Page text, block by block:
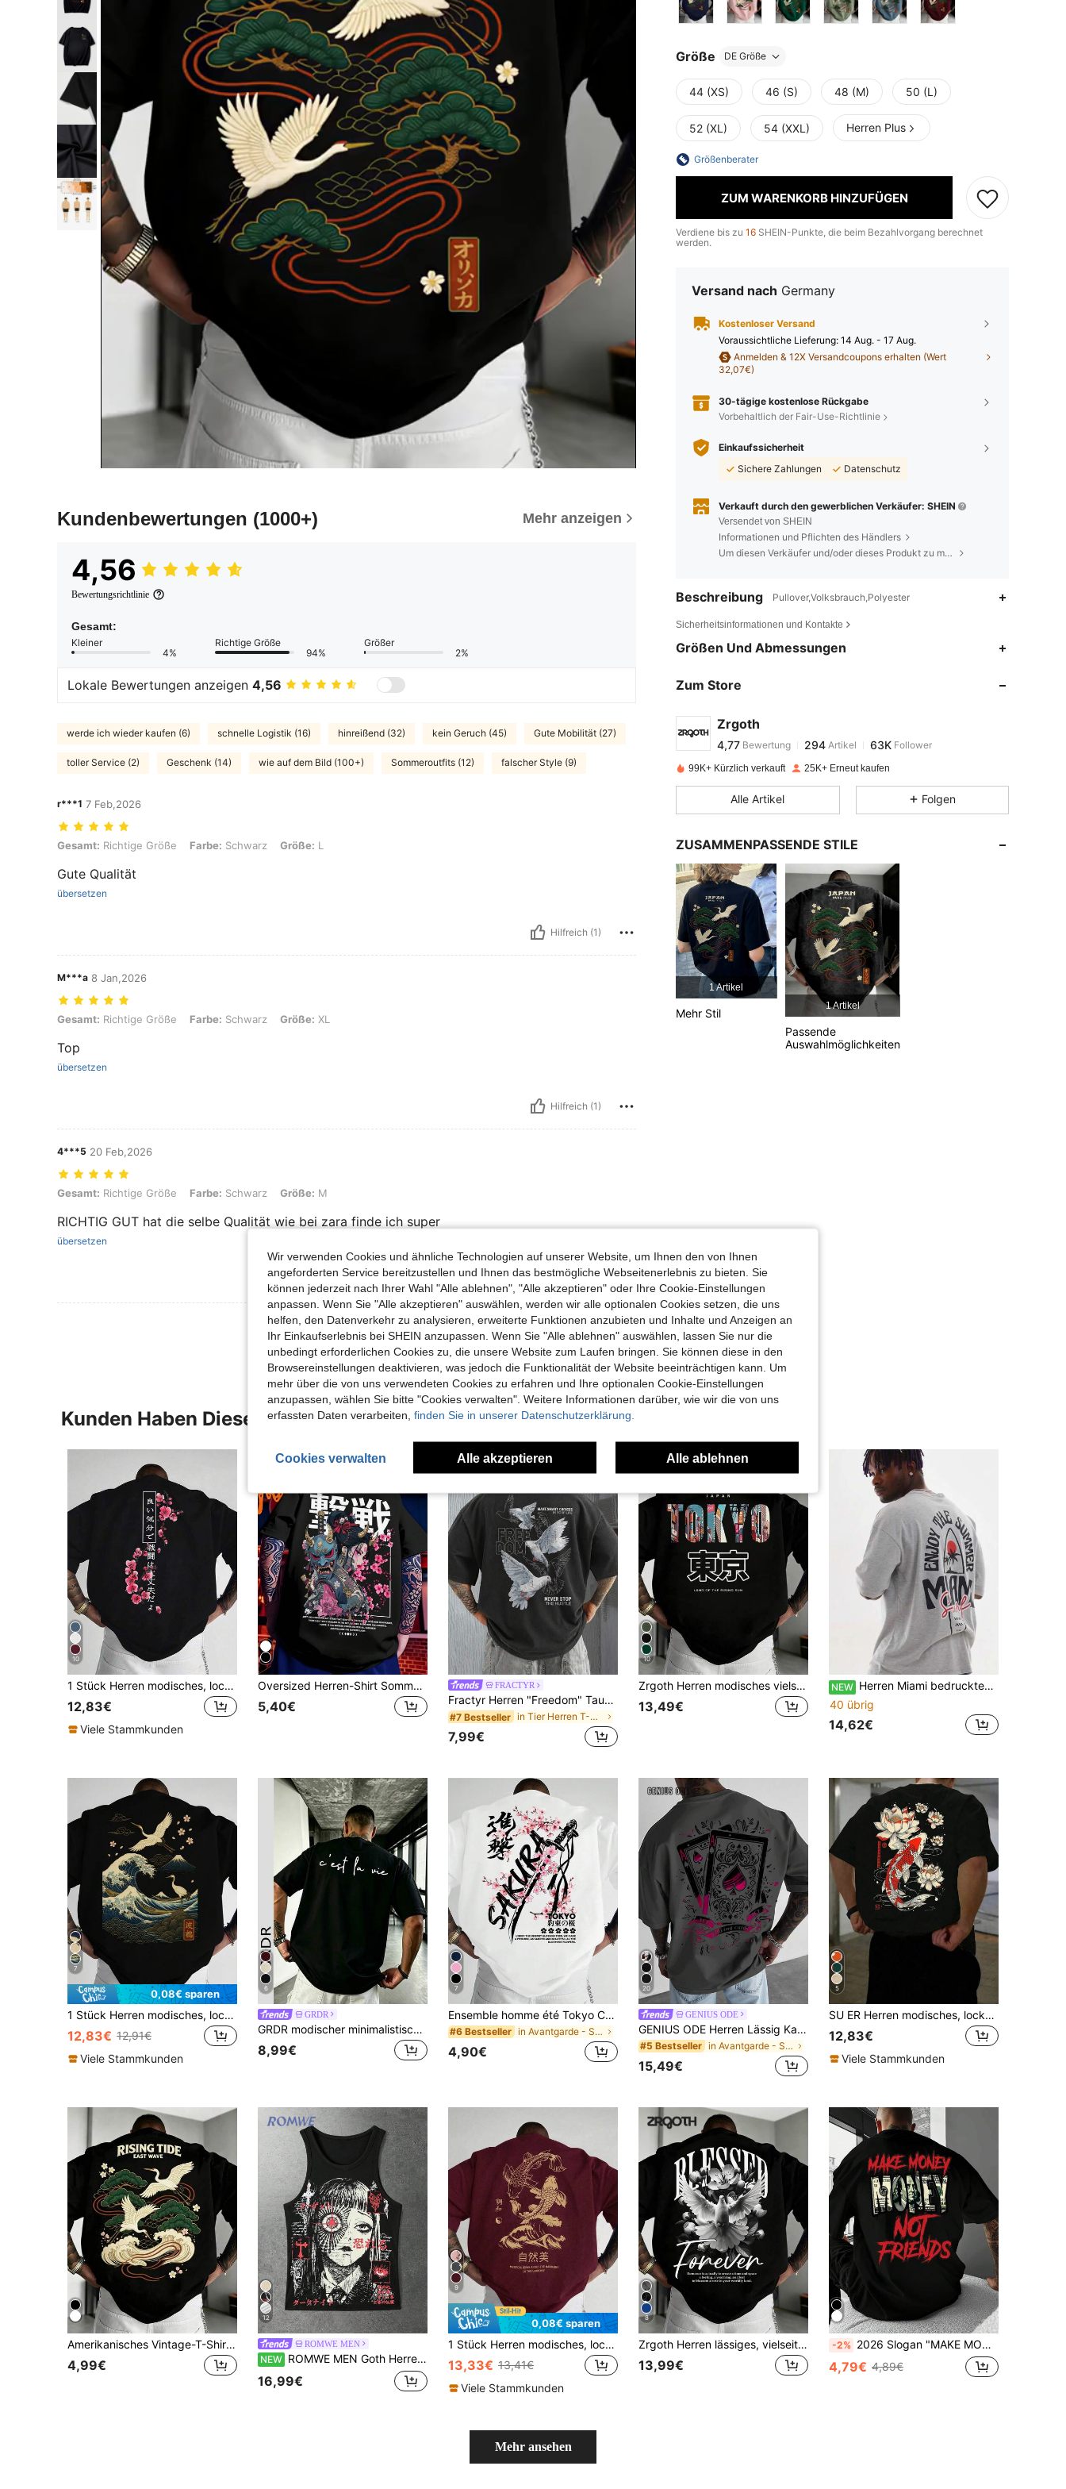
Kundenbewertungen (1000+) Mehr anzeigen
4,56
Bewertungsrichtlinie
Gesamt:
Kleiner
4%
Richtige Größe
94%
Größer
2%
Lokale Bewertungen anzeigen 4,56
werde ich wieder kaufen (6) schnelle Logistik (16) hinreißend (32) kein Geruch (45) Gute Mobilität (27)
toller Service (2) Geschenk (14) wie auf dem Bild (100+) Sommeroutfits (12) falscher Style (9)
r***1 7 Feb,2026
Gesamt: Richtige Größe, Farbe: Schwarz, Größe: L
Gesamt: Richtige Größe Farbe: Schwarz Größe: L
Gute Qualität
übersetzen
Hilfreich (1)
M***a 8 Jan,2026
Gesamt: Richtige Größe, Farbe: Schwarz, Größe: XL
Gesamt: Richtige Größe Farbe: Schwarz Größe: XL
Top
übersetzen
Hilfreich (1)
4***5 20 Feb,2026
Gesamt: Richtige Größe, Farbe: Schwarz, Größe: M
Gesamt: Richtige Größe Farbe: Schwarz Größe: M
RICHTIG GUT hat die selbe Qualität wie bei zara finde ich super
übersetzen
Hilfreich (1)
Mehr Bewertungen Ansehen
Größe DE Größe
44 (XS) 46 (S) 48 (M) 50 (L)
52 (XL) 54 (XXL) Herren Plus
Größenberater
ZUM WARENKORB HINZUFÜGEN
Verdiene bis zu 16 SHEIN-Punkte, die beim Bezahlvorgang berechnet
werden.
Versand nach Germany
Kostenloser Versand
Voraussichtliche Lieferung: 14 Aug. - 17 Aug.
Anmelden & 12X Versandcoupons erhalten (Wert
32,07€)
30-tägige kostenlose Rückgabe
Vorbehaltlich der Fair-Use-Richtlinie
Einkaufssicherheit
Sichere Zahlungen
Datenschutz
Verkauft durch den gewerblichen Verkäufer: SHEIN
Versendet von SHEIN
Informationen und Pflichten des Händlers
Um diesen Verkäufer und/oder dieses Produkt zu melden
Beschreibung Pullover,Volksbrauch,Polyester
Sicherheitsinformationen und Kontakte
Größen Und Abmessungen
Zum Store
Zrgoth
4,77
4,77
4,77
k***ibezahltVor 1 Tag
4,77 294 63K
4,77 294 63K
4,77 294 63K
294 63K
4,77 294 63K
99K+ Kürzlich verkauft 25K+ Erneut kaufen
Alle Artikel Folgen
ZUSAMMENPASSENDE STILE
1 Artikel
Mehr Stil
1 Artikel
Passende
Auswahlmöglichkeiten
Kunden Haben Diese Artikel Auch Angeschaut
10
1 Stück Herren modisches, locker sitzendes Kurzarm T-Shirt mit Muster | Exquisites Design | Sommer Essentiell | Leicht zu kombinieren, zeige deinen Stil
12,83€
Viele Stammkunden
Oversized Herren-Shirt Sommer 2026 Japanischer Oni Samurai Grafik-Muster Streetwear Hop Loose Fit Tee Y2K Top Heißer Artikel
5,40€
FRACTYR
Fractyr Herren "Freedom" Tauben-Muster lockerer Schnitt Vorder- und Rückseite T-Shirt, weicher Griff Schwarz gewaschen Lässig Streetwear, inspirierender Grafiktext
#7 Bestseller in Tier Herren T-Shirts
7,99€
10
Zrgoth Herren modisches vielseitiges "TOKYO" Englisch Slogan Tokyo Element Muster Kurzarm T-Shirt, atmungsaktiv
13,49€
NEW Herren Miami bedrucktes Oversize Fit 100% Baumwolle Kurzarm T-Shirt
40 übrig
14,62€
7
0,08€ sparen
1 Stück Herren modisches, locker sitzendes Kurzarm T-Shirt mit Muster | Exquisites Design | Essentiell für den Sommer | Leicht zu kombinieren, um Deinen Stil zu zeigen
12,83€ 12,91€
Viele Stammkunden
6
GRDR
GRDR modischer minimalistischer Slogan-Muster Kurzarm T-Shirt, bequem & atmungsaktiv, geeignet für den Sommer, führender Stil
8,99€
7
Ensemble homme été Tokyo Cherry Blossom Samurai Sword Theme Herren Rundhals-T-Shirt | Japanischer Tintenstil, Kurzarm, normale Passform, Polyester, Herren Sommer
#6 Bestseller in Avantgarde - Street Casual Herren T-Shirts
4,90€
20
GENIUS ODE
GENIUS ODE Herren Lässig Kartenprint Kurzarm T-Shirt, Sommer
#5 Bestseller in Avantgarde - Street Casual Herren T-Shirts
15,49€
5
SU ER Herren modisches, locker geschnittenes Kurzarm T-Shirt mit Muster | Exquisites Design | Sommer Essentiell | Leicht zu kombinieren, um Deinen Stil zu zeigen
12,83€
Viele Stammkunden
Amerikanisches Vintage-T-Shirt mit Kranich-Print, kurzärmelig, und vielseitiges Unisex-Oberteil im lässigen, lockeren, minimalistischen Stil.
4,99€
12
ROMWE MEN
NEW ROMWE MEN Goth Herren Sommer Mode Cartoon Muster Tanktop
16,99€
9
0,08€ sparen
1 Stück Herren modisches, locker sitzendes Kurzarm T-Shirt mit Muster | Exquisites Design | Sommer Essentiell | Leicht zu kombinieren, um Deinen Stil zu zeigen
13,33€ 13,41€
Viele Stammkunden
8
Zrgoth Herren lässiges, vielseitiges, einfaches bedrucktes Element Kurzarm T-Shirt
13,99€
-2% 2026 Slogan "MAKE MONEY NOT FRIENDS" bedrucktes T-Shirt, geeignet für sommerliche Outdoor-Aktivitäten, atmungsaktiv und bequem, leicht überschnittenes Schulterdesign,
4,79€ 4,89€
Mehr ansehen
Wir verwenden Cookies und ähnliche Technologien auf unserer Website, um Ihnen den von Ihnen
angeforderten Service bereitzustellen und Ihnen das bestmögliche Webseitenerlebnis zu bieten. Sie
können jederzeit nach Ihrer Wahl "Alle ablehnen", "Alle akzeptieren" oder Ihre Cookie-Einstellungen
anpassen. Wenn Sie "Alle akzeptieren" auswählen, werden wir alle optionalen Cookies setzen, die uns
helfen, den Datenverkehr zu analysieren, erweiterte Funktionen anzubieten und Inhalte und Anzeigen an
Ihr Einkaufserlebnis bei SHEIN anzupassen. Wenn Sie "Alle ablehnen" auswählen, lassen Sie nur die
unbedingt erforderlichen Cookies zu, die unsere Website zum Laufen bringen. Sie können diese in den
Browsereinstellungen deaktivieren, was jedoch die Funktionalität der Website beeinträchtigen kann. Um
mehr über die von uns verwendeten Cookies zu erfahren und Ihre optionalen Cookie-Einstellungen
anzupassen, wählen Sie bitte "Cookies verwalten". Weitere Informationen darüber, wie wir die von uns
erfassten Daten verarbeiten, finden Sie in unserer Datenschutzerklärung.
Cookies verwalten Alle akzeptieren Alle ablehnen